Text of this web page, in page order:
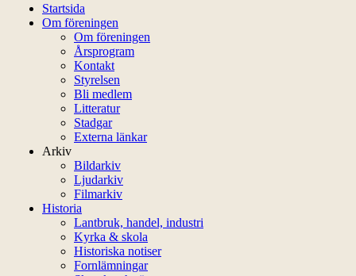
Startsida
Om föreningen
Om föreningen
Årsprogram
Kontakt
Styrelsen
Bli medlem
Litteratur
Stadgar
Externa länkar
Arkiv
Bildarkiv
Ljudarkiv
Filmarkiv
Historia
Lantbruk, handel, industri
Kyrka & skola
Historiska notiser
Fornlämningar